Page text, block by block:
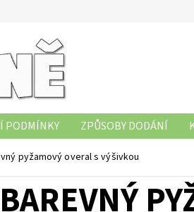
PODMÍNKY ZPŮSOBY DODÁNÍ
HODNOCENÍ OBCHODU
pyžamový overal s výšivkou